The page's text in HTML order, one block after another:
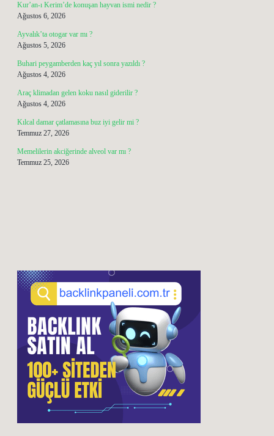
Kur’an-ı Kerim’de konuşan hayvan ismi nedir ?
Ağustos 6, 2026
Ayvalık’ta otogar var mı ?
Ağustos 5, 2026
Buhari peygamberden kaç yıl sonra yazıldı ?
Ağustos 4, 2026
Araç klimadan gelen koku nasıl giderilir ?
Ağustos 4, 2026
Kılcal damar çatlamasına buz iyi gelir mi ?
Temmuz 27, 2026
Memelilerin akciğerinde alveol var mı ?
Temmuz 25, 2026